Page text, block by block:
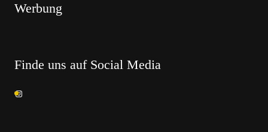
Werbung
Finde uns auf Social Media